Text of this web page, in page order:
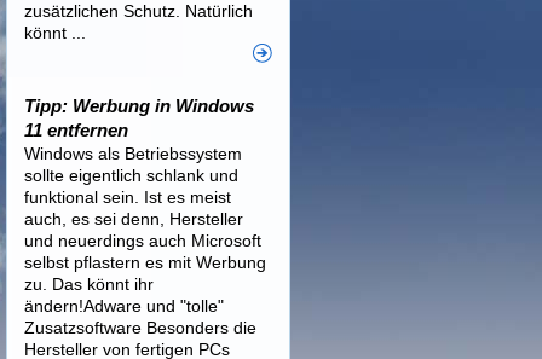
zusätzlichen Schutz. Natürlich
könnt ...
Tipp: Werbung in Windows
11 entfernen
Windows als Betriebssystem
sollte eigentlich schlank und
funktional sein. Ist es meist
auch, es sei denn, Hersteller
und neuerdings auch Microsoft
selbst pflastern es mit Werbung
zu. Das könnt ihr
ändern!Adware und "tolle"
Zusatzsoftware Besonders die
Hersteller von fertigen PCs